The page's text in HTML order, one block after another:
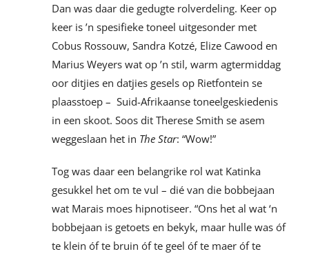
Dan was daar die gedugte rolverdeling. Keer op
keer is ’n spesifieke toneel uitgesonder met
Cobus Rossouw, Sandra Kotzé, Elize Cawood en
Marius Weyers wat op ’n stil, warm agtermiddag
oor ditjies en datjies gesels op Rietfontein se
plaasstoep – Suid-Afrikaanse toneelgeskiedenis
in een skoot. Soos dit Therese Smith se asem
weggeslaan het in The Star: “Wow!”
Tog was daar een belangrike rol wat Katinka
gesukkel het om te vul – dié van die bobbejaan
wat Marais moes hipnotiseer. “Ons het al wat ‘n
bobbejaan is getoets en bekyk, maar hulle was óf
te klein óf te bruin óf te geel óf te maer óf te